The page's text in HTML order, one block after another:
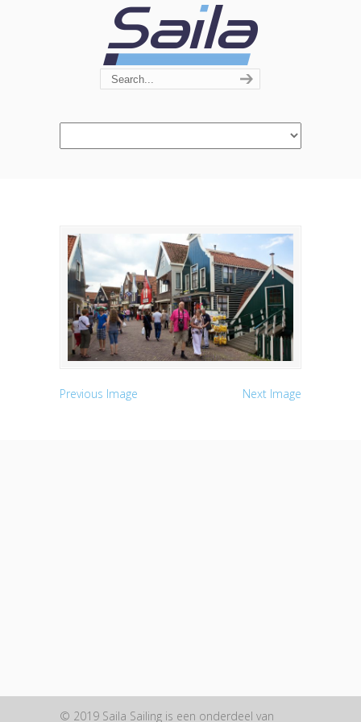
Previous Image Next Image
© 2019 Saila Sailing is een onderdeel van